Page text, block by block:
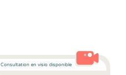
Consultation en visio disponible